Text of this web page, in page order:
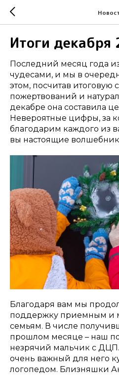
Итоги декабря
Последний месяц года
чудесами, и мы в
этом, посчитав итоговую
пожертвований и
декабре она составила
Невероятные цифры, за
благодарим каждого из
вы настоящие
Благодаря вам мы
поддержку приемным и
семьям. В числе
прошлом месяце – наш
незрячий мальчик с
очень важный для него
логопедом. Близняшки